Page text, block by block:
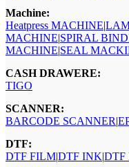
Machine:
Heatpress MACHINE|
MACHINE|SPIRAL
MACHINE|SEAL
CASH DRAWERE:
TIGO
SCANNER:
BARCODE SCANNER|
DTF:
DTF FILM|DTF INK|DTF